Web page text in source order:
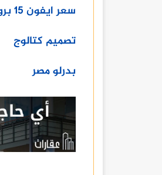
سعر ايفون 15 برو max
تصميم كتالوج
بدرلو مصر